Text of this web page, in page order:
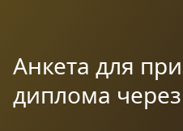
Анкета для
диплома через